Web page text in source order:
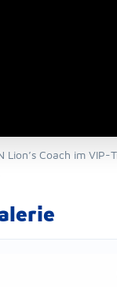
Lion’s Coach im